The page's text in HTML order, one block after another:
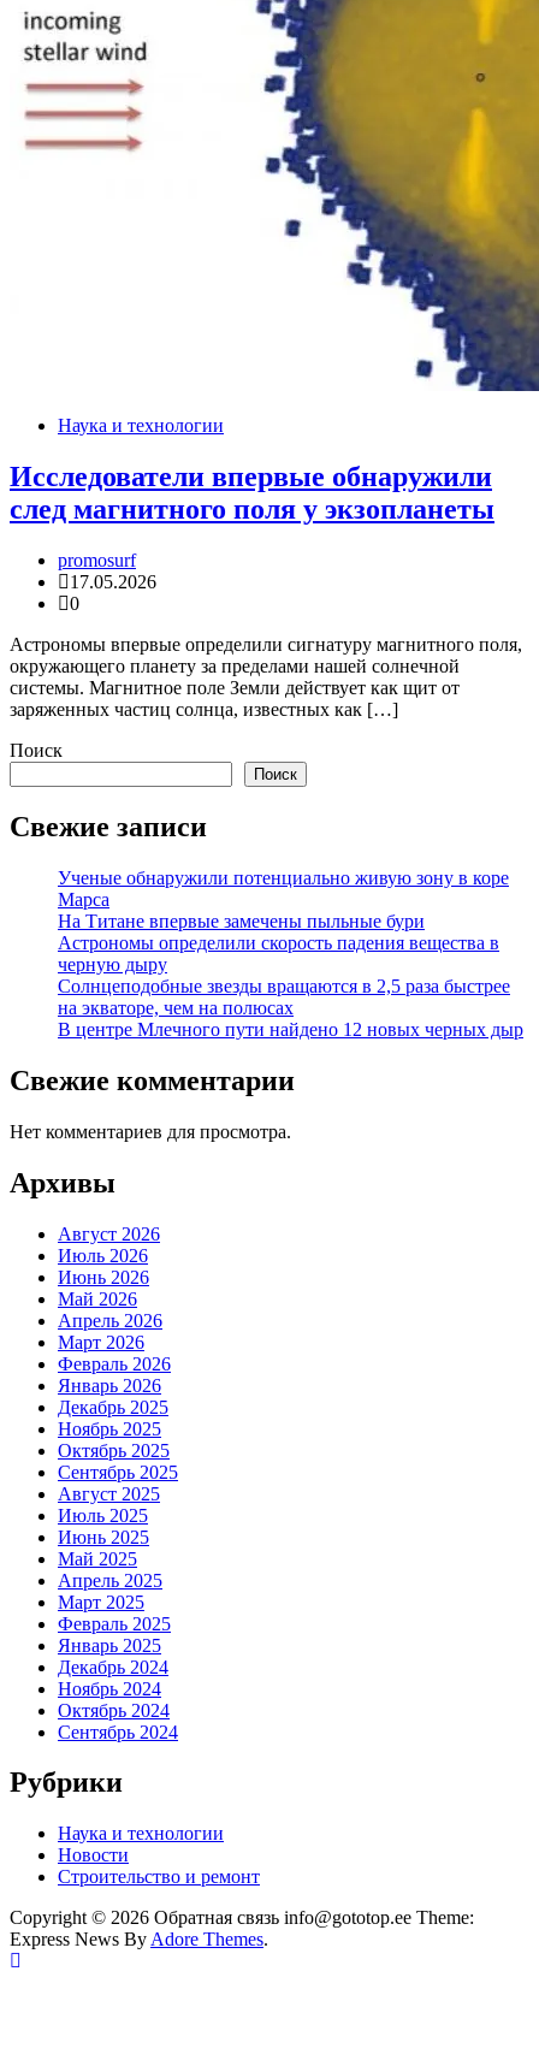
Наука и технологии
Исследователи впервые обнаружили
след магнитного поля у экзопланеты
promosurf
17.05.2026
0
Астрономы впервые определили сигнатуру магнитного поля,
окружающего планету за пределами нашей солнечной
системы. Магнитное поле Земли действует как щит от
заряженных частиц солнца, известных как […]
Поиск
Поиск
Свежие записи
Ученые обнаружили потенциально живую зону в коре
Марса
На Титане впервые замечены пыльные бури
Астрономы определили скорость падения вещества в
черную дыру
Солнцеподобные звезды вращаются в 2,5 раза быстрее
на экваторе, чем на полюсах
В центре Млечного пути найдено 12 новых черных дыр
Свежие комментарии
Нет комментариев для просмотра.
Архивы
Август 2026
Июль 2026
Июнь 2026
Май 2026
Апрель 2026
Март 2026
Февраль 2026
Январь 2026
Декабрь 2025
Ноябрь 2025
Октябрь 2025
Сентябрь 2025
Август 2025
Июль 2025
Июнь 2025
Май 2025
Апрель 2025
Март 2025
Февраль 2025
Январь 2025
Декабрь 2024
Ноябрь 2024
Октябрь 2024
Сентябрь 2024
Рубрики
Наука и технологии
Новости
Строительство и ремонт
Copyright © 2026 Обратная связь info@gototop.ee Theme:
Express News By Adore Themes.